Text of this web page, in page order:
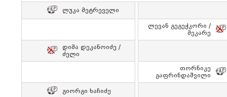
Ლუკა Მეტრეველი
Ლევან Გეგეჭკორი /
Მეკარე
Დიმა Დეკანოიძე /
Ძელი
Თორნიკე
Გაფრინდაშვილი
Გიორგი Ხაჩიძე